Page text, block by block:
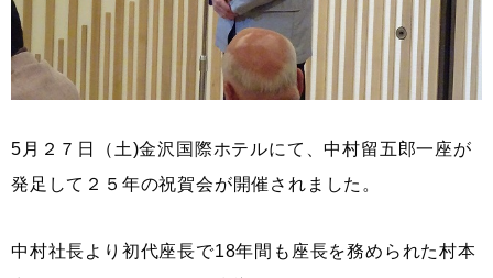
5月２７日（土)金沢国際ホテルにて、中村留五郎一座が
発足して２５年の祝賀会が開催されました。
中村社長より初代座長で18年間も座長を務められた村本